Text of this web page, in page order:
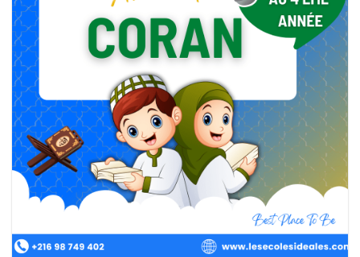
نادي الإنتاج الكتابي هو مساحة إبداعية مخصصة لتطوير مهارات التلاميذ